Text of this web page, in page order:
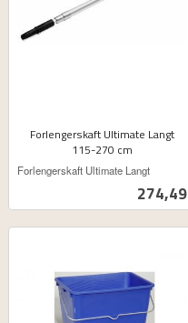
Forlengerskaft Ultimate Langt
115-270 cm
Pris
274,49
ekskl.
Forlengerskaft Ultimate Langt